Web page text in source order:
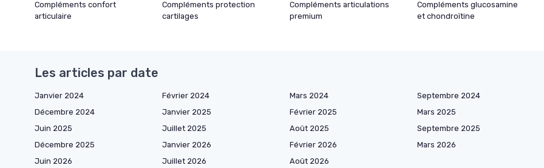
Compléments confort
articulaire
Compléments protection
cartilages
Compléments articulations
premium
Compléments glucosamine
et chondroïtine
Les articles par date
Janvier 2024 Février 2024 Mars 2024 Septembre 2024
Décembre 2024
Janvier 2025 Février 2025 Mars 2025
Juin 2025
Juillet 2025 Août 2025 Septembre 2025
Décembre 2025
Janvier 2026 Février 2026 Mars 2026
Juin 2026
Juillet 2026 Août 2026